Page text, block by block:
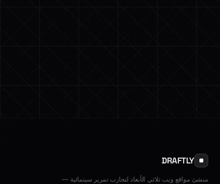
DRAFTLY
منشئ مواقع ويب ثلاثي الأبعاد لتجارب تمرير سينمائية —